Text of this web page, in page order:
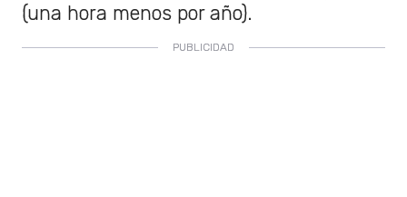
(una hora menos por año).